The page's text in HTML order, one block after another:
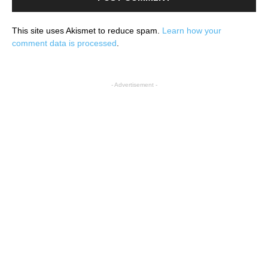
This site uses Akismet to reduce spam. Learn how your
comment data is processed
- Advertisement -